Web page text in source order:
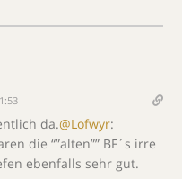
da.@Lofwyr:
die “”alten”” BF´s irre
ebenfalls sehr gut.